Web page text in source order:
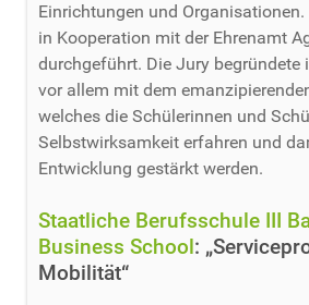
Einrichtungen und
in Kooperation mit der Ehrenamt
durchgeführt. Die Jury begründete
vor allem mit dem
welches die Schülerinnen und
Selbstwirksamkeit erfahren und
Entwicklung gestärkt werden.
Staatliche Berufsschule III
Business School:
Mobilität“